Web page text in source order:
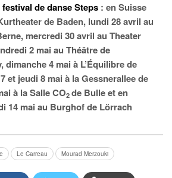
festival de danse Steps : en Suisse
de Baden, lundi 28 avril au
mercredi 30 avril au Theater
2 mai au Théâtre de
dimanche 4 mai à L’Équilibre de
et jeudi 8 mai à la Gessnerallee de
à la Salle CO2de Bulle et en
14 mai au Burghof de Lörrach
Le Carreau Mourad Merzouki